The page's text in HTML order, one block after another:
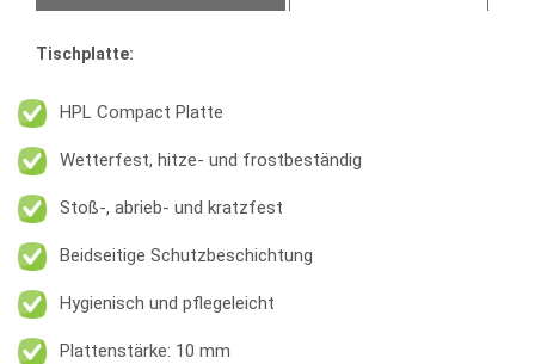
Tischplatte:
HPL Compact Platte
Wetterfest, hitze- und frostbeständig
Stoß-, abrieb- und kratzfest
Beidseitige Schutzbeschichtung
Hygienisch und pflegeleicht
Plattenstärke: 10 mm